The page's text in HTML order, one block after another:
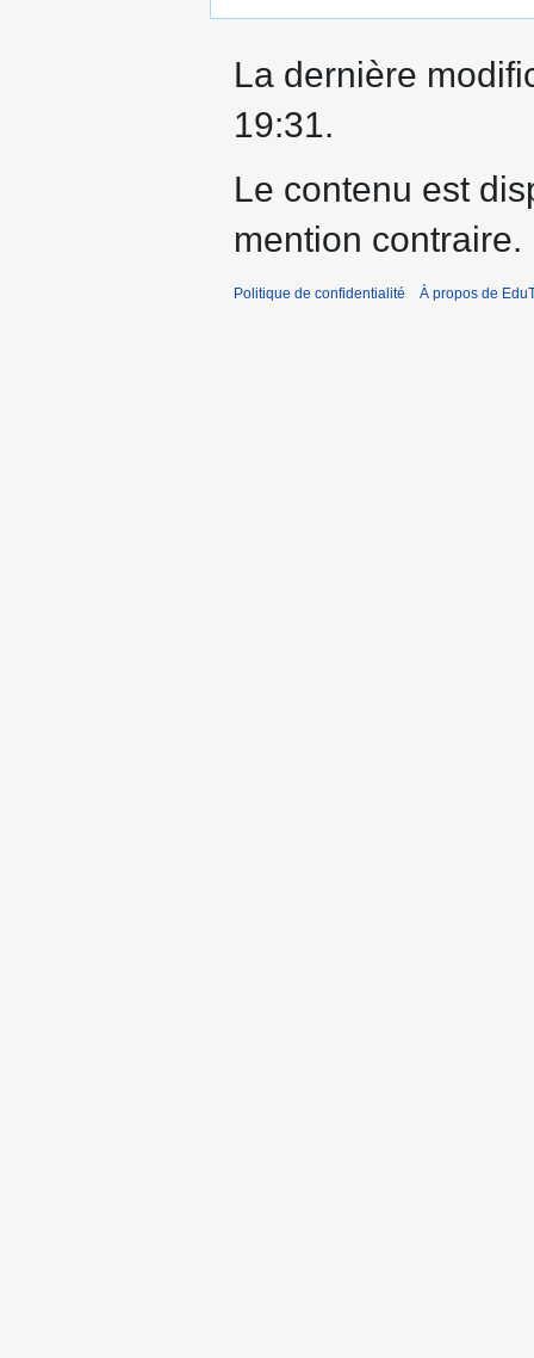
La dernière
19:31.
Le contenu est
mention contraire.
Politique de confidentialité À propos de